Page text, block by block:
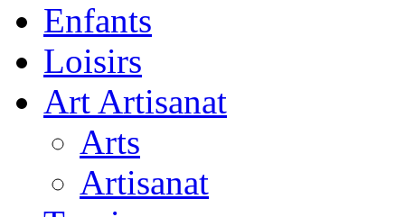
Enfants
Loisirs
Art Artisanat
Arts
Artisanat